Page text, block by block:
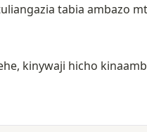
tabia ambazo
kinywaji hicho